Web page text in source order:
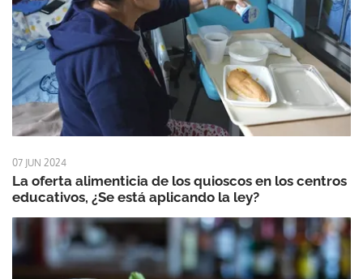
07 JUN 2024
La oferta alimenticia de los quioscos en los centros
educativos, ¿Se está aplicando la ley?